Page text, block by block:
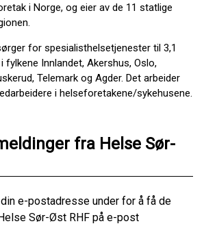
i Norge, og eier av de 11 statlige
for spesialisthelsetjenester til 3,1
fylkene Innlandet, Akershus, Oslo,
Telemark og Agder. Det arbeider
i helseforetakene/sykehusene.
fra Helse Sør-
e-postadresse under for å få de
Sør-Øst RHF på e-post